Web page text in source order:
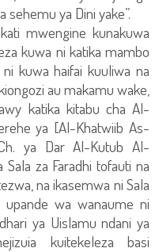
sehemu ya Dini yake”.
mwengine kunakuwa
kuwa ni katika mambo
kuwa haifai kuuliwa na
au makamu wake,
katika kitabu cha Al-
ya [Al-Khatwiib As-
ya Dar Al-Kutub Al-
Sala za Faradhi tofauti na
na ikasemwa ni Sala
upande wa wanaume ni
ya Uislamu ndani ya
kuitekeleza basi